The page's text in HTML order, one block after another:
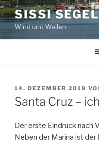
Zum
Inhalt
springen
SISSI
Wind und Wellen
VERÖFFENTLICHT
AM
14. DEZEMBER 2019
Santa Cruz –
Der erste Eindruck nach
Neben der Marina ist der